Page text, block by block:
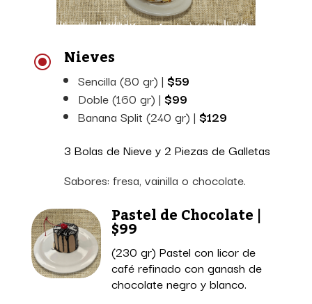
\ Nieves
Sencilla (80 gr) | $59
Doble (160 gr) | $99
Banana Split (240 gr) | $129
3 Bolas de Nieve y 2 Piezas de Galletas
Sabores: fresa, vainilla o chocolate.
Pastel de Chocolate |
$99
(230 gr) Pastel con licor de
café refinado con ganash de
chocolate negro y blanco.